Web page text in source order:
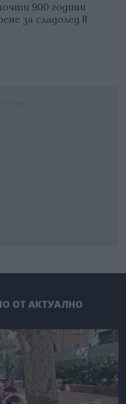
900 години
за сладолед в
ОТ АКТУАЛНО